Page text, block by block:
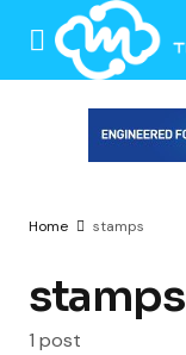
Home stamps
stamps
1 post